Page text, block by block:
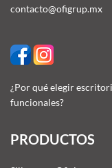
contacto@ofigrup.mx
¿Por qué elegir
funcionales?
PRODUCTOS